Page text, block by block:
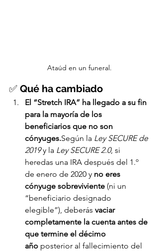
Ataúd en un funeral.
✅ Qué ha cambiado
El “Stretch IRA” ha llegado a su fin
para la mayoría de los
beneficiarios que no son
cónyuges.Según la Ley SECURE de
2019 y la Ley SECURE 2.0, si
heredas una IRA después del 1.º
de enero de 2020 y no eres
cónyuge sobreviviente (ni un
“beneficiario designado
elegible”), deberás vaciar
completamente la cuenta antes de
que termine el décimo
año posterior al fallecimiento del